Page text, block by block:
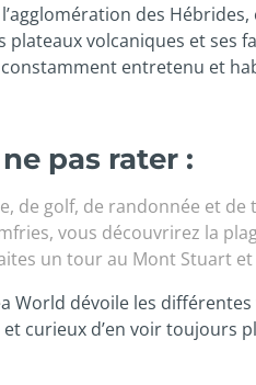
des
plateaux volcaniques et
entretenu et
pas rater :
de golf, de randonnée et
vous découvrirez la
un tour au Mont Stuart
World dévoile les
curieux d’en voir toujours